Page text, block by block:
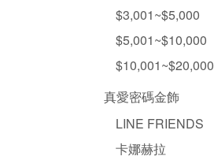
$3,001~$5,000
$5,001~$10,000
$10,001~$20,000
真愛密碼金飾
LINE FRIENDS
卡娜赫拉